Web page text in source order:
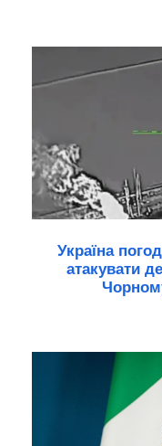
Україна
атакувати